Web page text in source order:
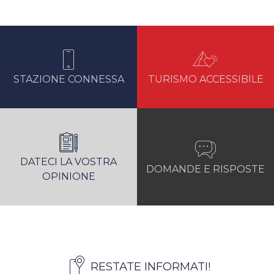
STAZIONE CONNESSA TURISMO ACCESSIBILE
DATECI LA VOSTRA
OPINIONE
DOMANDE E RISPOSTE
RESTATE INFORMATI!